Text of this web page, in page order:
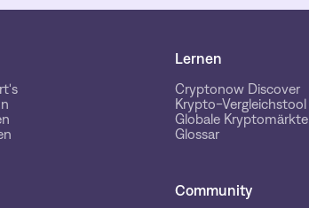
Lernen
Cryptonow Discover
Krypto-Vergleichstool
Globale Kryptomärkte
Glossar
Community